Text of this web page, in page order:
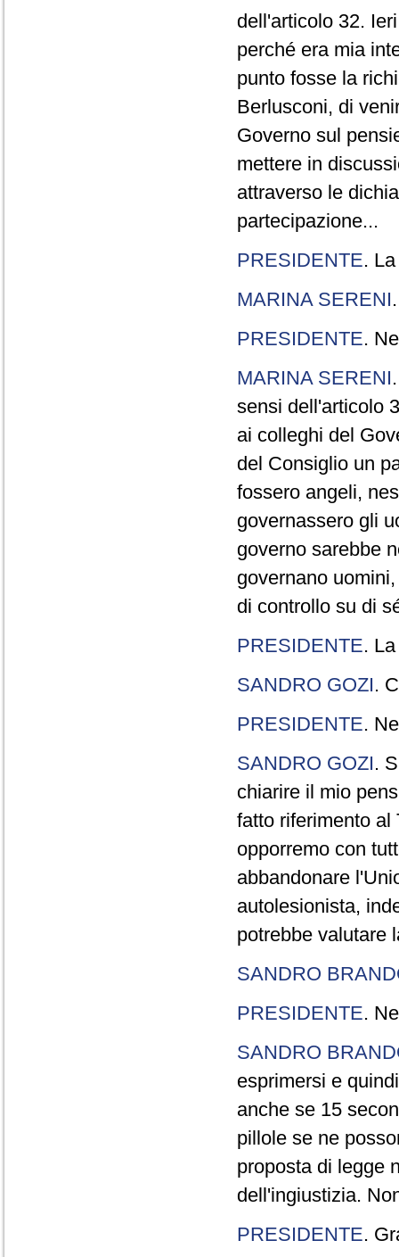
dell'articolo 32.
perché era mia
punto fosse la
Berlusconi, di
Governo sul
mettere in
attraverso le
partecipazione...
PRESIDENTE.
MARINA SERENI
PRESIDENTE.
MARINA SERENI
sensi dell'articolo
ai colleghi del
del Consiglio un
fossero angeli,
governassero gli
governo sarebbe
governano
di controllo su di
PRESIDENTE.
SANDRO GOZI.
PRESIDENTE.
SANDRO GOZI.
chiarire il mio
fatto riferimento al
opporremo con
abbandonare
autolesionista,
potrebbe valutare
SANDRO
PRESIDENTE.
SANDRO
esprimersi e
anche se 15
pillole se ne
proposta di legge
dell'ingiustizia.
PRESIDENTE.